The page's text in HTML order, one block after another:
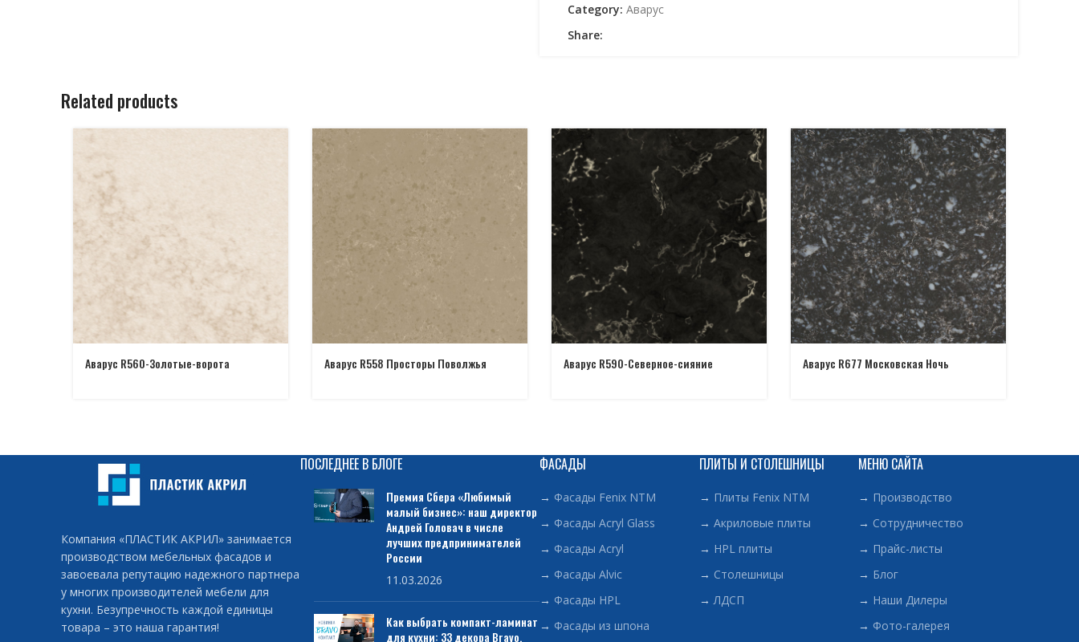
Category: Аварус
Share:
Related products
Аварус R560-Золотые-ворота Аварус R558 Просторы Поволжья Аварус R590-Северное-сияние Аварус R677 Московская Ночь
Компания «ПЛАСТИК АКРИЛ» занимается
производством мебельных фасадов и
завоевала репутацию надежного партнера
у многих производителей мебели для
кухни. Безупречность каждой единицы
товара – это наша гарантия!
ПОСЛЕДНЕЕ В БЛОГЕ
Премия Сбера «Любимый
малый бизнес»: наш директор
Андрей Головач в числе
лучших предпринимателей
России
11.03.2026
Как выбрать компакт-ламинат
для кухни: 33 декора Bravo,
ФАСАДЫ
→ Фасады Fenix NTM
→ Фасады Acryl Glass
→ Фасады Acryl
→ Фасады Alvic
→ Фасады HPL
→ Фасады из шпона
ПЛИТЫ И СТОЛЕШНИЦЫ
→ Плиты Fenix NTM
→ Акриловые плиты
→ HPL плиты
→ Столешницы
→ ЛДСП
МЕНЮ САЙТА
→ Производство
→ Сотрудничество
→ Прайс-листы
→ Блог
→ Наши Дилеры
→ Фото-галерея